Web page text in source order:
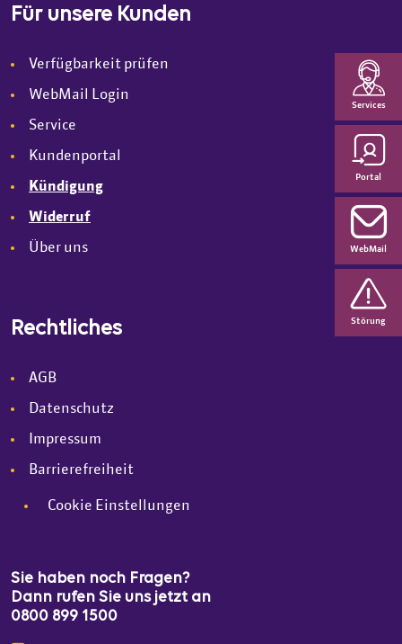
Für unsere Kunden
Verfügbarkeit prüfen
WebMail Login
Service
Kundenportal
Kündigung
Widerruf
Über uns
Rechtliches
AGB
Datenschutz
Impressum
Barrierefreiheit
Cookie Einstellungen
Sie haben noch Fragen?
Dann rufen Sie uns jetzt an
0800 899 1500
Services
Portal
WebMail
Störung